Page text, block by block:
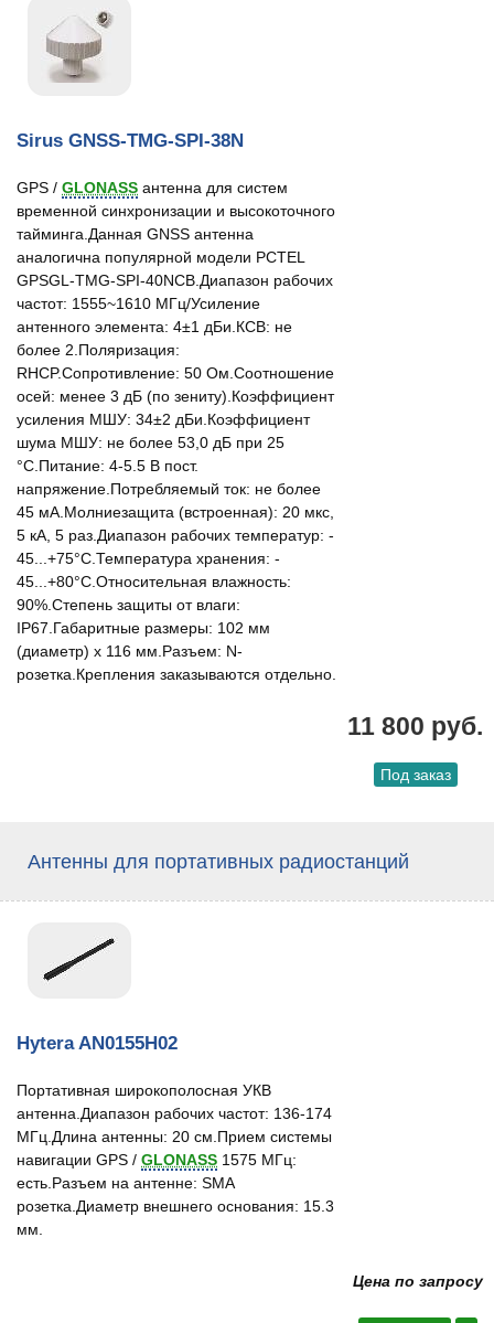
Sirus GNSS-TMG-SPI-38N
GPS / GLONASS антенна для систем
временной синхронизации и высокоточного
тайминга.Данная GNSS антенна
аналогична популярной модели PCTEL
GPSGL-TMG-SPI-40NCB.Диапазон рабочих
частот: 1555~1610 МГц/Усиление
антенного элемента: 4±1 дБи.КСВ: не
более 2.Поляризация:
RHCP.Сопротивление: 50 Ом.Соотношение
осей: менее 3 дБ (по зениту).Коэффициент
усиления МШУ: 34±2 дБи.Коэффициент
шума МШУ: не более 53,0 дБ при 25
°С.Питание: 4-5.5 В пост.
напряжение.Потребляемый ток: не более
45 мА.Молниезащита (встроенная): 20 мкс,
5 кА, 5 раз.Диапазон рабочих температур: -
45...+75°С.Температура хранения: -
45...+80°С.Относительная влажность:
90%.Степень защиты от влаги:
IP67.Габаритные размеры: 102 мм
(диаметр) x 116 мм.Разъем: N-
розeтка.Крепления заказываются отдельно.
11 800 руб.
Под заказ
Антенны для портативных радиостанций
Hytera AN0155H02
Портативная широкополосная УКВ
антенна.Диапазон рабочих частот: 136-174
МГц.Длина антенны: 20 см.Прием системы
навигации GPS / GLONASS 1575 МГц:
есть.Разъем на антенне: SMA
розетка.Диаметр внешнего основания: 15.3
мм.
Цена по запросу